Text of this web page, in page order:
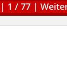
| 1 / 77 |